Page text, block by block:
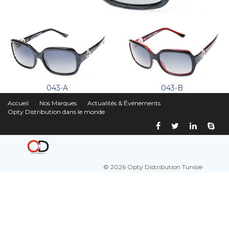
043-A 043-B
Accueil Nos Marques
Actualités & Événements
Opty Distribution dans le monde
© 2026 Opty Distribution Tunisie